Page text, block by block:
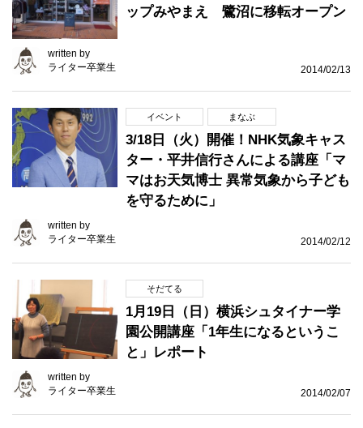
ップみやまえ 鷺沼に移転オープン
written by
ライター卒業生
2014/02/13
イベント まなぶ
3/18日（火）開催！NHK気象キャス
ター・平井信行さんによる講座「マ
マはお天気博士 異常気象から子ども
を守るために」
written by
ライター卒業生
2014/02/12
そだてる
1月19日（日）横浜シュタイナー学
園公開講座「1年生になるというこ
と」レポート
written by
ライター卒業生
2014/02/07